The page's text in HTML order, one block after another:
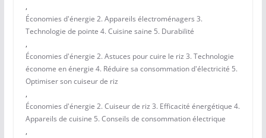
,
Économies d'énergie 2. Appareils électroménagers 3.
Technologie de pointe 4. Cuisine saine 5. Durabilité
,
Économies d'énergie 2. Astuces pour cuire le riz 3. Technologie
économe en énergie 4. Réduire sa consommation d'électricité 5.
Optimiser son cuiseur de riz
,
Économies d'énergie 2. Cuiseur de riz 3. Efficacité énergétique 4.
Appareils de cuisine 5. Conseils de consommation électrique
,